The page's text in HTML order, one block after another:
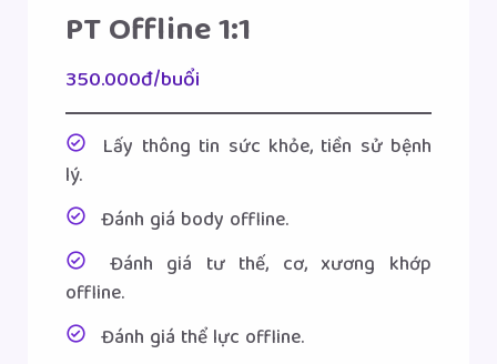
PT Offline 1:1
350.000đ/buổi
Lấy thông tin sức khỏe, tiền sử bệnh
lý.
Đánh giá body offline.
Đánh giá tư thế, cơ, xương khớp
offline.
Đánh giá thể lực offline.